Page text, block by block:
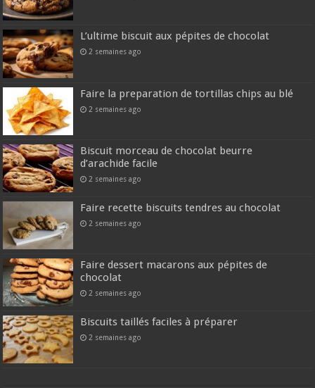
L’ultime biscuit aux pépites de chocolat
2 semaines ago
Faire la preparation de tortillas chips au blé
2 semaines ago
Biscuit morceau de chocolat beurre
d’arachide facile
2 semaines ago
Faire recette biscuits tendres au chocolat
2 semaines ago
Faire dessert macarons aux pépites de
chocolat
2 semaines ago
Biscuits taillés faciles à préparer
2 semaines ago